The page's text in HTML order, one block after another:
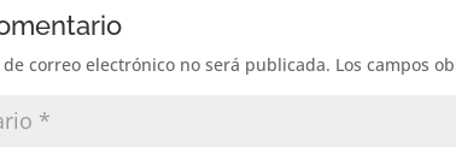
correo electrónico no será publicada. Los campos